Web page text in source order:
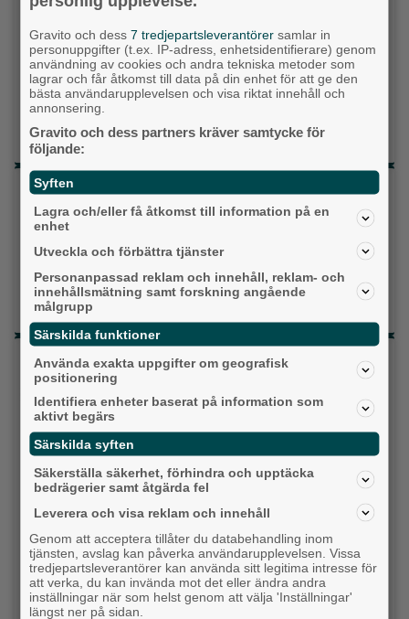
Kristdemokraterna
Centerpartiet
Liberalerna
Vet ej
Topp tre denna veckan
Fastighetsägarna vill ha ny hyresmodell –
Hyresgästföreningen kritiska
Då börjar tågen rulla igen: ”Vi ligger bra i fas”
Ny pastor i Equmeniakyrkan Långared
Senaste artiklarna
Gravito och dess7 tredjepartsleverantörer samlar in
personuppgifter (t.ex. IP-adress, enhetsidentifierare) genom
användning av cookies och andra tekniska metoder som
lagrar och får åtkomst till data på din enhet för att ge den
bästa användarupplevelsen och visa riktat innehåll och
annonsering.
Gravito och dess partners kräver samtycke för
följande:
Syften
Lagra och/eller få åtkomst till information på en
enhet
Utveckla och förbättra tjänster
Personanpassad reklam och innehåll, reklam- och
innehållsmätning samt forskning angående
målgrupp
Särskilda funktioner
Använda exakta uppgifter om geografisk
positionering
Identifiera enheter baserat på information som
aktivt begärs
Särskilda syften
Säkerställa säkerhet, förhindra och upptäcka
bedrägerier samt åtgärda fel
Leverera och visa reklam och innehåll
Genom att acceptera tillåter du databehandling inom
tjänsten, avslag kan påverka användarupplevelsen. Vissa
tredjepartsleverantörer kan använda sitt legitima intresse för
att verka, du kan invända mot det eller ändra andra
inställningar när som helst genom att välja 'Inställningar'
längst ner på sidan.